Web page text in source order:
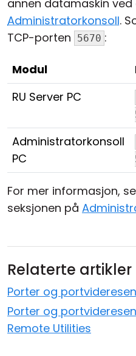
annen datamaskin ved
Administratorkonsoll.
TCP-porten
5670 :
Modul
RU Server PC
Administratorkonsoll
PC
For mer informasjon, se
seksjonen på
Relaterte artikler
Porter og
Porter og
Remote Utilities